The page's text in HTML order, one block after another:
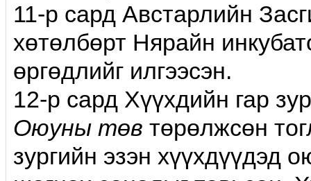
11-p сард Австарлийн
хөтөлбөрт Нярайн
өргөдлийг илгээсэн.
12-p сард Хүүхдийн гар
Оюуны төв төрөлжсөн
зургийн эзэн хүүхдүүдэд